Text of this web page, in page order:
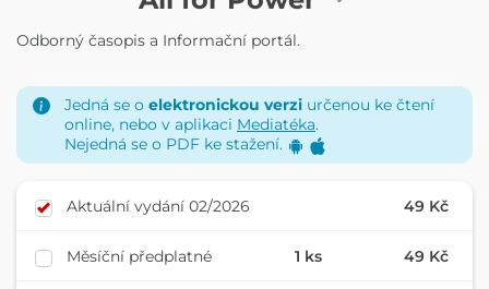
Odborný časopis a Informační portál.
Jedná se o elektronickou verzi určenou ke čtení
online, nebo v aplikaci Mediatéka.
Nejedná se o PDF ke stažení.
Aktuální vydání 02/2026 49 Kč
Měsíční předplatné 1 ks 49 Kč